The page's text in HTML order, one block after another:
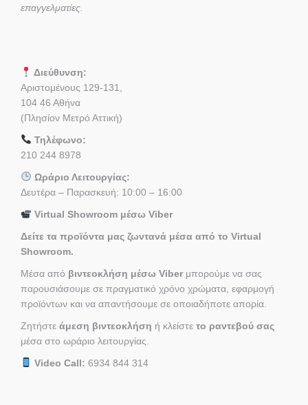
επαγγελματίες.
Διεύθυνση:
Αριστομένους 129-131,
104 46 Αθήνα
(Πλησίον Μετρό Αττική)
Τηλέφωνο:
210 244 8978
Ωράριο Λειτουργίας:
Δευτέρα – Παρασκευή: 10:00 – 16:00
Virtual Showroom μέσω Viber
Δείτε τα προϊόντα μας ζωντανά μέσα από το Virtual
Showroom.
Μέσα από βιντεοκλήση μέσω Viber μπορούμε να σας
παρουσιάσουμε σε πραγματικό χρόνο χρώματα, εφαρμογή
προϊόντων και να απαντήσουμε σε οποιαδήποτε απορία.
Ζητήστε άμεση βιντεοκλήση ή κλείστε το ραντεβού σας
μέσα στο ωράριο λειτουργίας.
Video Call: 6934 844 314